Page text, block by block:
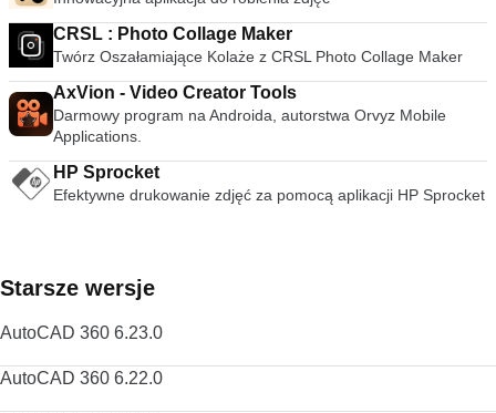
CRSL : Photo Collage Maker
Twórz Oszałamiające Kolaże z CRSL Photo Collage Maker
AxVion - Video Creator Tools
Darmowy program na Androida, autorstwa Orvyz Mobile
Applications.
HP Sprocket
Efektywne drukowanie zdjęć za pomocą aplikacji HP Sprocket
Starsze wersje
AutoCAD 360 6.23.0
AutoCAD 360 6.22.0